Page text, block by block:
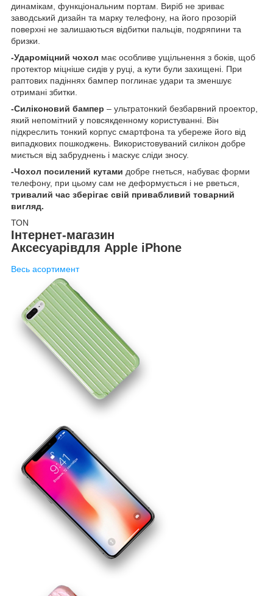
динамікам, функціональним портам. Виріб не зриває
заводський дизайн та марку телефону, на його прозорій
поверхні не залишаються відбитки пальців, подряпини та
бризки.
-Удароміцний чохол має особливе ущільнення з боків, щоб
протектор міцніше сидів у руці, а кути були захищені. При
раптових падіннях бампер поглинає удари та зменшує
отримані збитки.
-Силіконовий бампер – ультратонкий безбарвний проектор,
який непомітний у повсякденному користуванні. Він
підкреслить тонкий корпус смартфона та убереже його від
випадкових пошкоджень. Використовуваний силікон добре
миється від забруднень і маскує сліди зносу.
-Чохол посилений кутами добре гнеться, набуває форми
телефону, при цьому сам не деформується і не рветься,
тривалий час зберігає свій привабливий товарний
вигляд.
ТОN
Інтернет-магазин
Аксесуарівдля Apple iPhone
Весь асортимент